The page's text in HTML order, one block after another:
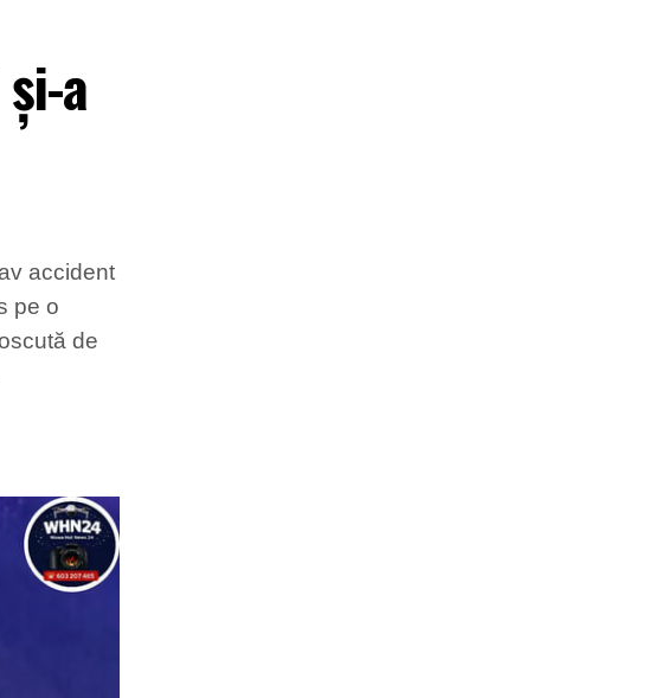
a
accident
pe o
de